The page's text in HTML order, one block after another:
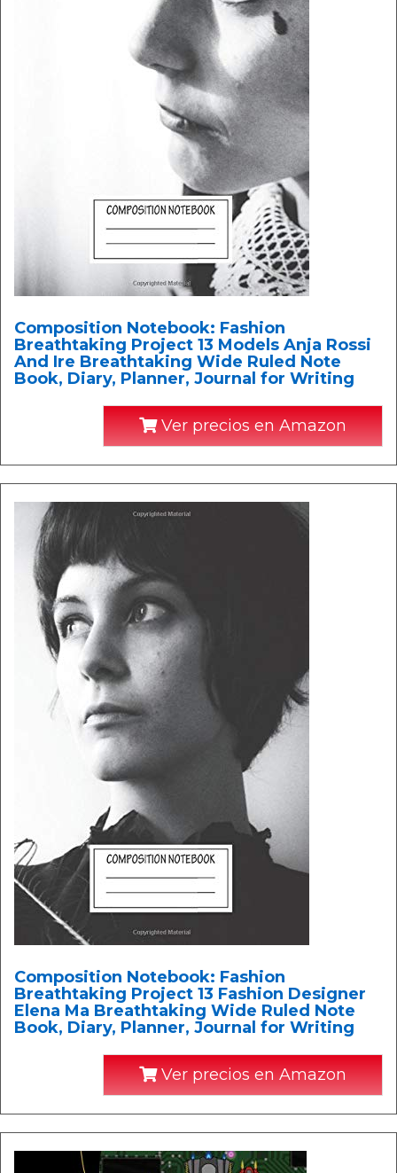
Composition Notebook: Fashion
Breathtaking Project 13 Models Anja Rossi
And Ire Breathtaking Wide Ruled Note
Book, Diary, Planner, Journal for Writing
Ver precios en Amazon
Composition Notebook: Fashion
Breathtaking Project 13 Fashion Designer
Elena Ma Breathtaking Wide Ruled Note
Book, Diary, Planner, Journal for Writing
Ver precios en Amazon